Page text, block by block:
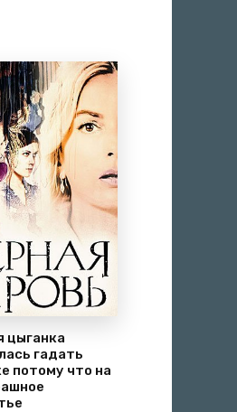
цыганка
гадать
потому что на